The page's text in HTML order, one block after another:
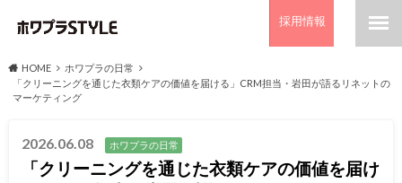
採用情報
HOME
ホワプラの日常
「クリーニングを通じた衣類ケアの価値を届ける」CRM担当・岩田が語るリネットの
マーケティング
2026.06.08 ホワプラの日常
「クリーニングを通じた衣類ケアの価値を届け